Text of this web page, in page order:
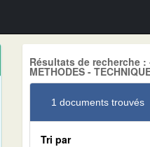
Résultats de recherche
METHODES -
1 documents trouvés
Tri par